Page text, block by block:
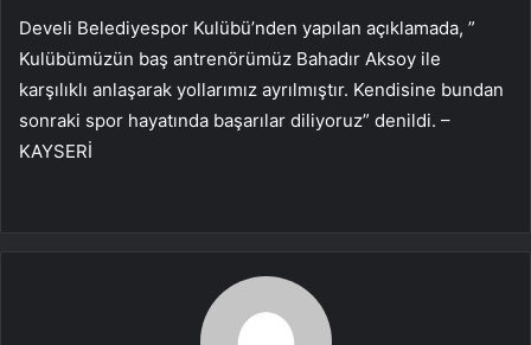
Develi Belediyespor Kulübü’nden yapılan açıklamada, ”
Kulübümüzün baş antrenörümüz Bahadır Aksoy ile
karşılıklı anlaşarak yollarımız ayrılmıştır. Kendisine bundan
sonraki spor hayatında başarılar diliyoruz” denildi. –
KAYSERİ